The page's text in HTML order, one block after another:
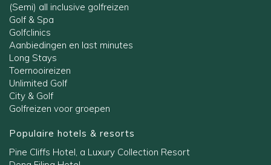
(Semi) all inclusive golfreizen
Golf & Spa
Golfclinics
Aanbiedingen en last minutes
Long Stays
Toernooireizen
Unlimited Golf
City & Golf
Golfreizen voor groepen
Populaire hotels & resorts
Pine Cliffs Hotel, a Luxury Collection Resort